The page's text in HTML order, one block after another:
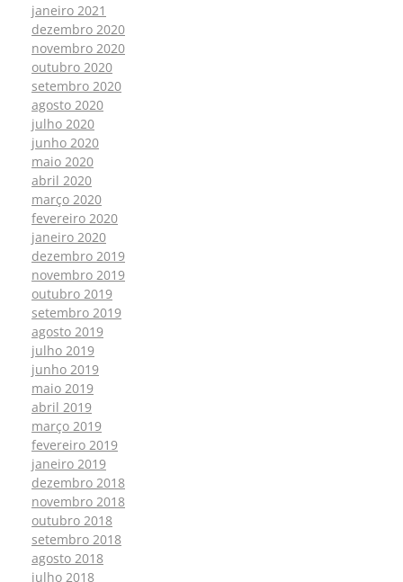
janeiro 2021
dezembro 2020
novembro 2020
outubro 2020
setembro 2020
agosto 2020
julho 2020
junho 2020
maio 2020
abril 2020
março 2020
fevereiro 2020
janeiro 2020
dezembro 2019
novembro 2019
outubro 2019
setembro 2019
agosto 2019
julho 2019
junho 2019
maio 2019
abril 2019
março 2019
fevereiro 2019
janeiro 2019
dezembro 2018
novembro 2018
outubro 2018
setembro 2018
agosto 2018
julho 2018